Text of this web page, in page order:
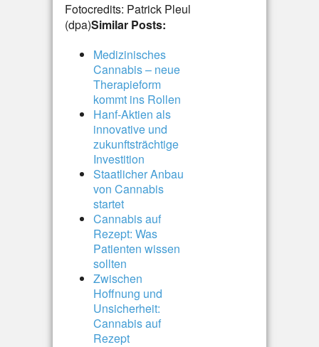
Fotocredits: Patrick Pleul
(dpa)Similar Posts:
Medizinisches
Cannabis – neue
Therapieform
kommt ins Rollen
Hanf-Aktien als
innovative und
zukunftsträchtige
Investition
Staatlicher Anbau
von Cannabis
startet
Cannabis auf
Rezept: Was
Patienten wissen
sollten
Zwischen
Hoffnung und
Unsicherheit:
Cannabis auf
Rezept